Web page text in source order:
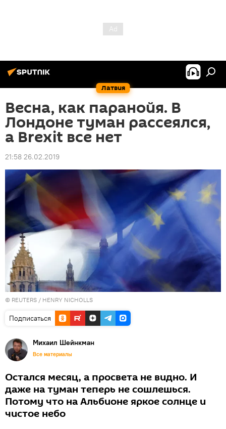
Латвия
Весна, как паранойя. В
Лондоне туман рассеялся,
а Brexit все нет
21:58 26.02.2019
© REUTERS / HENRY NICHOLLS
Подписаться
Михаил Шейнкман
Все материалы
Остался месяц, а просвета не видно. И
даже на туман теперь не сошлешься.
Потому что на Альбионе яркое солнце и
чистое небо